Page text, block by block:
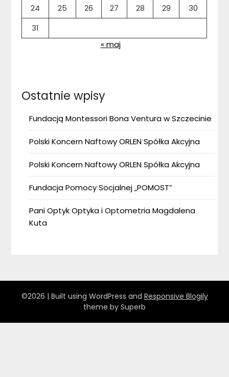
24
25 26 27 28 29
30
31
« maj
Ostatnie wpisy
Fundacją Montessori Bona Ventura w Szczecinie
Polski Koncern Naftowy ORLEN Spółka Akcyjna
Polski Koncern Naftowy ORLEN Spółka Akcyjna
Fundacja Pomocy Socjalnej „POMOST”
Pani Optyk Optyka i Optometria Magdalena
Kuta
©2026 | Built using WordPress and Responsive Blogily
theme by Superb